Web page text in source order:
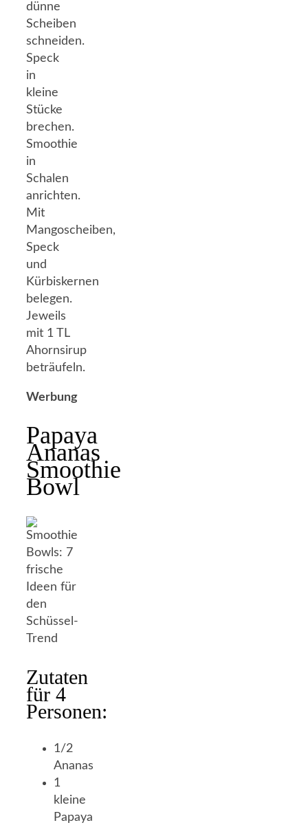
dünne
Scheiben
schneiden.
Speck
in
kleine
Stücke
brechen.
Smoothie
in
Schalen
anrichten.
Mit
Mangoscheiben,
Speck
und
Kürbiskernen
belegen.
Jeweils
mit 1 TL
Ahornsirup
beträufeln.
Werbung
Papaya
Ananas
Smoothie
Bowl
Zutaten
für 4
Personen:
1/2
Ananas
1
kleine
Papaya